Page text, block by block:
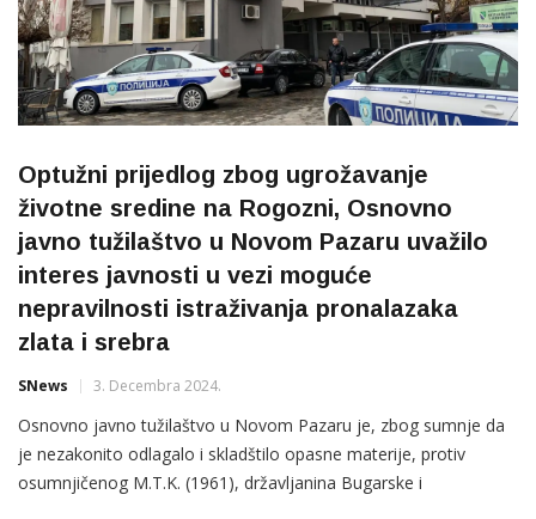
Optužni prijedlog zbog ugrožavanje
životne sredine na Rogozni, Osnovno
javno tužilaštvo u Novom Pazaru uvažilo
interes javnosti u vezi moguće
nepravilnosti istraživanja pronalazaka
zlata i srebra
SNews 3. Decembra 2024.
Osnovno javno tužilaštvo u Novom Pazaru je, zbog sumnje da
je nezakonito odlagalo i skladštilo opasne materije, protiv
osumnjičenog M.T.K. (1961), državljanina Bugarske i